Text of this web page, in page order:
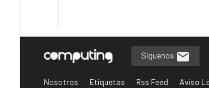
Síguenos
Nosotros Etiquetas Rss Feed Aviso